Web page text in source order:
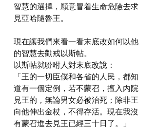
智慧的選擇，願意冒着生命危險去求
見亞哈隨魯王。
現在讓我們來看一看末底改如何以他
的智慧去勸戒以斯帖。
以斯帖就吩咐人對末底改說：
「王的一切臣僕和各省的人民，都知
道有一個定例，若不蒙召，擅入內院
見王的，無論男女必被治死；除非王
向他伸出金杖，不得存活。現在我沒
有蒙召進去見王已經三十日了。」